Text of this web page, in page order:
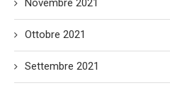
Novembre 2021
Ottobre 2021
Settembre 2021